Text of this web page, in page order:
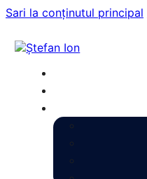
Sari la conținutul principal